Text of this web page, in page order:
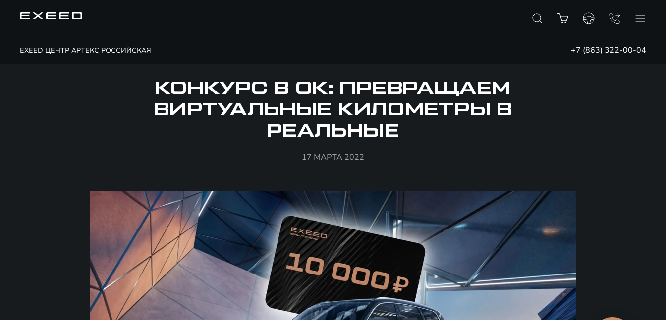
EXEED ЦЕНТР АРТЕКС РОССИЙСКАЯ +7 (863) 322-00-04
КОНКУРС В ОК: ПРЕВРАЩАЕМ
ВИРТУАЛЬНЫЕ КИЛОМЕТРЫ В
РЕАЛЬНЫЕ
17 МАРТА 2022